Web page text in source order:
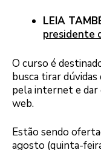
LEIA
presidente
O curso é
busca tirar dúvidas
pela internet e dar
web.
Estão sendo
agosto (quinta-